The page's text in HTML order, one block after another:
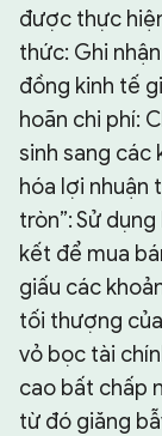
được thực
thức: Ghi
đồng kinh tế
hoãn chi phí:
sinh sang các
hóa lợi nhuận
tròn”: Sử
kết để mua
giấu các
tối thượng
vỏ bọc tài
cao bất chấp
từ đó giăng